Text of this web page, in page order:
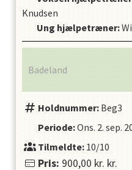
Knudsen
Ung hjælpetræner:
Badeland
Holdnummer: Beg3
Periode:Ons. 2. sep.
Tilmeldte:10/10
Pris: 900,00 kr. kr.